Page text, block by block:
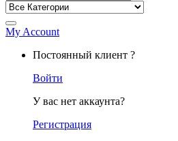
My Account
Постоянный клиент ?
Войти
У вас нет аккаунта?
Регистрация